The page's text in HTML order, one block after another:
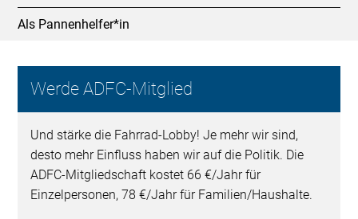
Als Pannenhelfer*in
Werde ADFC-Mitglied
Und stärke die Fahrrad-Lobby! Je mehr wir sind,
desto mehr Einfluss haben wir auf die Politik. Die
ADFC-Mitgliedschaft kostet 66 €/Jahr für
Einzelpersonen, 78 €/Jahr für Familien/Haushalte.